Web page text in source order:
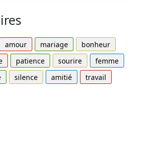
amour mariage
bonheur
patience sourire
femme
silence amitié
travail